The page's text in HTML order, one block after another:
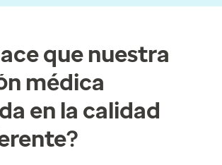
que nuestra
médica
en la calidad